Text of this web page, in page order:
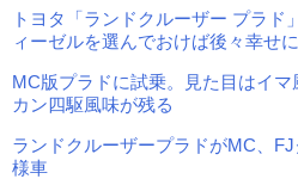
トヨタ「ランドクルーザー プラ
ィーゼルを選んでおけば後々幸せ
MC版プラドに試乗。見た目はイ
カン四駆風味が残る
ランドクルーザープラドがMC、
様車